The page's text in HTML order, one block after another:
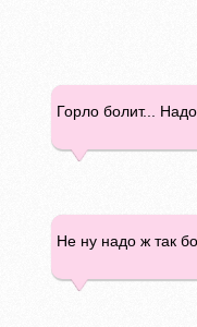
Горло болит...
Не ну надо ж так